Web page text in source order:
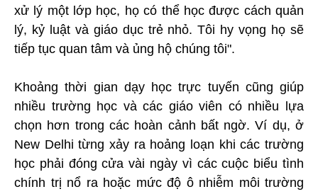
xử lý một lớp học, họ có thể học được cách quản
lý, kỷ luật và giáo dục trẻ nhỏ. Tôi hy vọng họ sẽ
tiếp tục quan tâm và ủng hộ chúng tôi".
Khoảng thời gian dạy học trực tuyến cũng giúp
nhiều trường học và các giáo viên có nhiều lựa
chọn hơn trong các hoàn cảnh bất ngờ. Ví dụ, ở
New Delhi từng xảy ra hoảng loạn khi các trường
học phải đóng cửa vài ngày vì các cuộc biểu tình
chính trị nổ ra hoặc mức độ ô nhiễm môi trường